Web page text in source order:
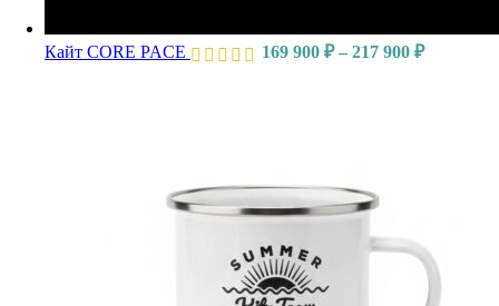
Кайт CORE PACE 169 900 ₽ – 217 900 ₽